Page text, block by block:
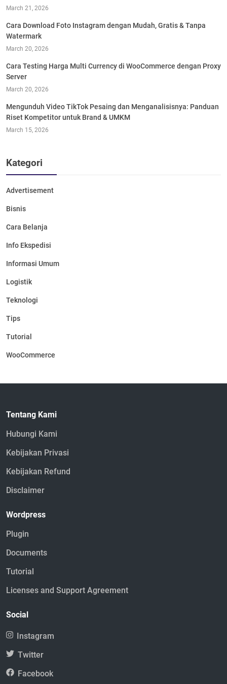
March 21, 2026
Cara Download Foto Instagram dengan Mudah, Gratis & Tanpa
Watermark
March 20, 2026
Cara Testing Harga Multi Currency di WooCommerce dengan Proxy
Server
March 20, 2026
Mengunduh Video TikTok Pesaing dan Menganalisisnya: Panduan
Riset Kompetitor untuk Brand & UMKM
March 15, 2026
Kategori
Advertisement
Bisnis
Cara Belanja
Info Ekspedisi
Informasi Umum
Logistik
Teknologi
Tips
Tutorial
WooCommerce
Tentang Kami
Hubungi Kami
Kebijakan Privasi
Kebijakan Refund
Disclaimer
Wordpress
Plugin
Documents
Tutorial
Licenses and Support Agreement
Social
Instagram
Twitter
Facebook